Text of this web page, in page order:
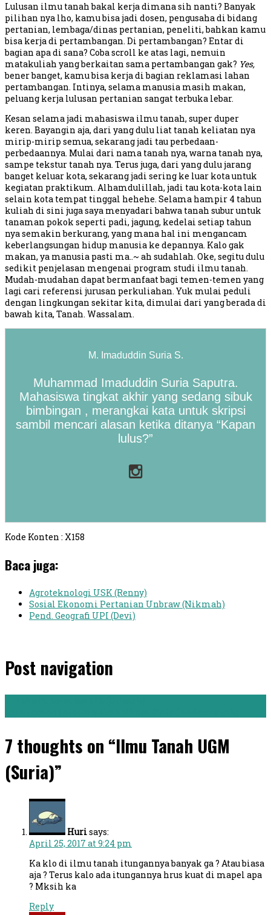
Lulusan ilmu tanah bakal kerja dimana sih nanti? Banyak
pilihan nya lho, kamu bisa jadi dosen, pengusaha di bidang
pertanian, lembaga/dinas pertanian, peneliti, bahkan kamu
bisa kerja di pertambangan. Di pertambangan? Entar di
bagian apa di sana? Coba scroll ke atas lagi, nemuin
matakuliah yang berkaitan sama pertambangan gak? Yes,
bener banget, kamu bisa kerja di bagian reklamasi lahan
pertambangan. Intinya, selama manusia masih makan,
peluang kerja lulusan pertanian sangat terbuka lebar.
Kesan selama jadi mahasiswa ilmu tanah, super duper
keren. Bayangin aja, dari yang dulu liat tanah keliatan nya
mirip-mirip semua, sekarang jadi tau perbedaan-
perbedaannya. Mulai dari nama tanah nya, warna tanah nya,
sampe tekstur tanah nya. Terus juga, dari yang dulu jarang
banget keluar kota, sekarang jadi sering ke luar kota untuk
kegiatan praktikum. Alhamdulillah, jadi tau kota-kota lain
selain kota tempat tinggal hehehe. Selama hampir 4 tahun
kuliah di sini juga saya menyadari bahwa tanah subur untuk
tanaman pokok seperti padi, jagung, kedelai setiap tahun
nya semakin berkurang, yang mana hal ini mengancam
keberlangsungan hidup manusia ke depannya. Kalo gak
makan, ya manusia pasti ma..~ ah sudahlah. Oke, segitu dulu
sedikit penjelasan mengenai program studi ilmu tanah.
Mudah-mudahan dapat bermanfaat bagi temen-temen yang
lagi cari referensi jurusan perkuliahan. Yuk mulai peduli
dengan lingkungan sekitar kita, dimulai dari yang berada di
bawah kita, Tanah. Wassalam.
M. Imaduddin Suria S.
Muhammad Imaduddin Suria Saputra.
Mahasiswa tingkat akhir yang sedang sibuk
bimbingan , merangkai kata untuk skripsi
sambil mencari alasan ketika ditanya “Kapan
lulus?”
Kode Konten : X158
Baca juga:
Agroteknologi USK (Renny)
Sosial Ekonomi Pertanian Unbraw (Nikmah)
Pend. Geografi UPI (Devi)
Post navigation
7 thoughts on “Ilmu Tanah UGM
(Suria)”
Hurisays:
April 25, 2017 at 9:24 pm
Ka klo di ilmu tanah itungannya banyak ga ? Atau biasa
aja ? Terus kalo ada itungannya hrus kuat di mapel apa
? Mksih ka
Reply